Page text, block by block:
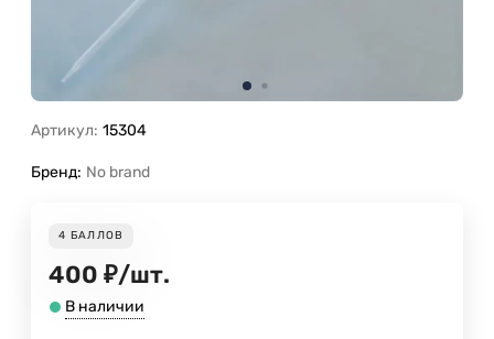
Артикул: 15304
Бренд: No brand
4 БАЛЛОВ
400 ₽/шт.
В наличии